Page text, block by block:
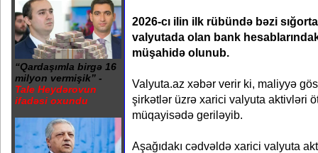
“Qardaşımla birgə 16
milyon vermişik” -
Tale Heydərovun
ifadəsi oxundu
2026-cı ilin ilk rübündə bəzi
valyutada olan bank
müşahidə olunub.
Valyuta.az xəbər verir ki, maliyyə
şirkətlər üzrə xarici valyuta aktivləri
müqayisədə geriləyib.
Aşağıdakı cədvəldə xarici valyuta